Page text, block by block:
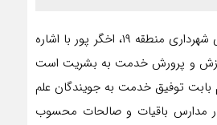
به گزارش روابط عمومی شهرداری منطقه ۱۹، اخگر پور با اشاره
و پرورش خدمت به بشریت است
بابت توفیق خدمت به جویندگان علم
مدارس باقیات و صالحات محسوب